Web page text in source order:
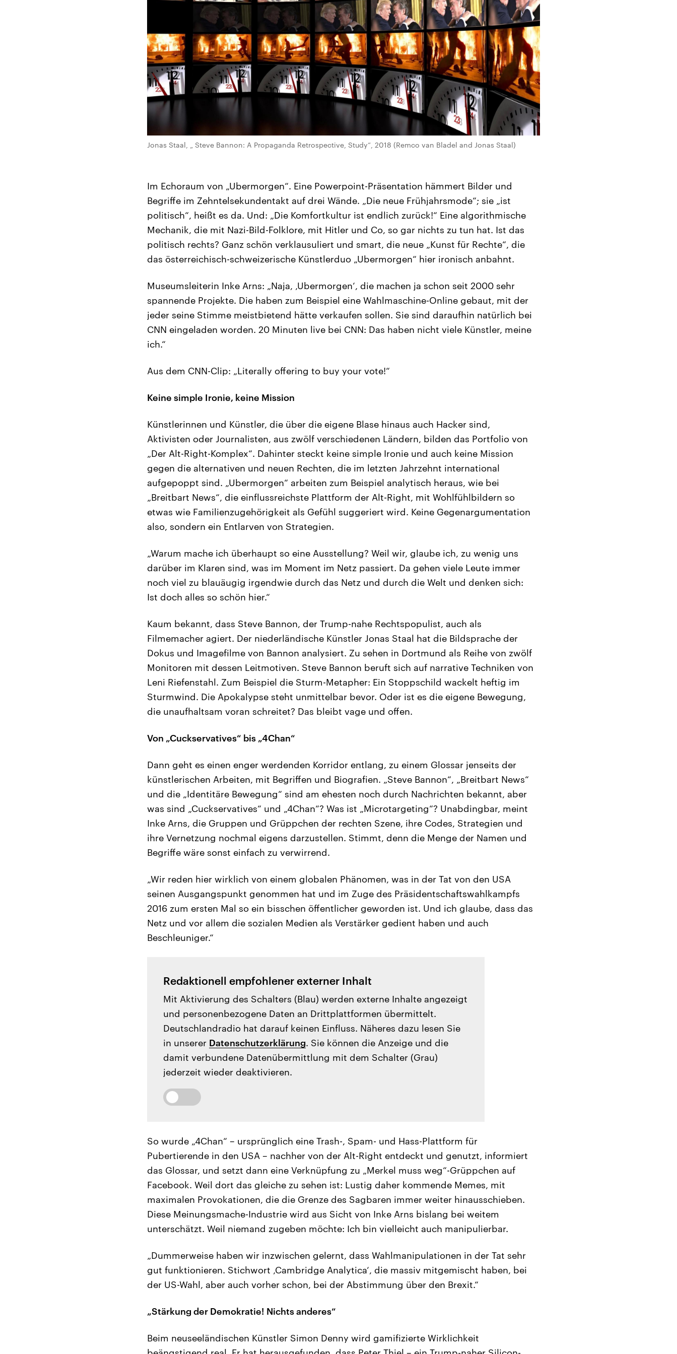
Jonas Staal, „ Steve Bannon: A Propaganda Retrospective, Study“, 2018 (Remco van Bladel and Jonas Staal)
Im Echoraum von „Ubermorgen“. Eine Powerpoint-Präsentation hämmert Bilder und
Begriffe im Zehntelsekundentakt auf drei Wände. „Die neue Frühjahrsmode“; sie „ist
politisch“, heißt es da. Und: „Die Komfortkultur ist endlich zurück!“ Eine algorithmische
Mechanik, die mit Nazi-Bild-Folklore, mit Hitler und Co, so gar nichts zu tun hat. Ist das
politisch rechts? Ganz schön verklausuliert und smart, die neue „Kunst für Rechte“, die
das österreichisch-schweizerische Künstlerduo „Ubermorgen“ hier ironisch anbahnt.
Museumsleiterin Inke Arns: „Naja, ‚Ubermorgen‘, die machen ja schon seit 2000 sehr
spannende Projekte. Die haben zum Beispiel eine Wahlmaschine-Online gebaut, mit der
jeder seine Stimme meistbietend hätte verkaufen sollen. Sie sind daraufhin natürlich bei
CNN eingeladen worden. 20 Minuten live bei CNN: Das haben nicht viele Künstler, meine
ich.“
Aus dem CNN-Clip: „Literally offering to buy your vote!“
Keine simple Ironie, keine Mission
Künstlerinnen und Künstler, die über die eigene Blase hinaus auch Hacker sind,
Aktivisten oder Journalisten, aus zwölf verschiedenen Ländern, bilden das Portfolio von
„Der Alt-Right-Komplex“. Dahinter steckt keine simple Ironie und auch keine Mission
gegen die alternativen und neuen Rechten, die im letzten Jahrzehnt international
aufgepoppt sind. „Ubermorgen“ arbeiten zum Beispiel analytisch heraus, wie bei
„Breitbart News“, die einflussreichste Plattform der Alt-Right, mit Wohlfühlbildern so
etwas wie Familienzugehörigkeit als Gefühl suggeriert wird. Keine Gegenargumentation
also, sondern ein Entlarven von Strategien.
„Warum mache ich überhaupt so eine Ausstellung? Weil wir, glaube ich, zu wenig uns
darüber im Klaren sind, was im Moment im Netz passiert. Da gehen viele Leute immer
noch viel zu blauäugig irgendwie durch das Netz und durch die Welt und denken sich:
Ist doch alles so schön hier.“
Kaum bekannt, dass Steve Bannon, der Trump-nahe Rechtspopulist, auch als
Filmemacher agiert. Der niederländische Künstler Jonas Staal hat die Bildsprache der
Dokus und Imagefilme von Bannon analysiert. Zu sehen in Dortmund als Reihe von zwölf
Monitoren mit dessen Leitmotiven. Steve Bannon beruft sich auf narrative Techniken von
Leni Riefenstahl. Zum Beispiel die Sturm-Metapher: Ein Stoppschild wackelt heftig im
Sturmwind. Die Apokalypse steht unmittelbar bevor. Oder ist es die eigene Bewegung,
die unaufhaltsam voran schreitet? Das bleibt vage und offen.
Von „Cuckservatives“ bis „4Chan“
Dann geht es einen enger werdenden Korridor entlang, zu einem Glossar jenseits der
künstlerischen Arbeiten, mit Begriffen und Biografien. „Steve Bannon“, „Breitbart News“
und die „Identitäre Bewegung“ sind am ehesten noch durch Nachrichten bekannt, aber
was sind „Cuckservatives“ und „4Chan“? Was ist „Microtargeting“? Unabdingbar, meint
Inke Arns, die Gruppen und Grüppchen der rechten Szene, ihre Codes, Strategien und
ihre Vernetzung nochmal eigens darzustellen. Stimmt, denn die Menge der Namen und
Begriffe wäre sonst einfach zu verwirrend.
„Wir reden hier wirklich von einem globalen Phänomen, was in der Tat von den USA
seinen Ausgangspunkt genommen hat und im Zuge des Präsidentschaftswahlkampfs
2016 zum ersten Mal so ein bisschen öffentlicher geworden ist. Und ich glaube, dass das
Netz und vor allem die sozialen Medien als Verstärker gedient haben und auch
Beschleuniger.“
Redaktionell empfohlener externer Inhalt
Mit Aktivierung des Schalters (Blau) werden externe Inhalte angezeigt
und personenbezogene Daten an Drittplattformen übermittelt.
Deutschlandradio hat darauf keinen Einfluss. Näheres dazu lesen Sie
in unserer Datenschutzerklärung. Sie können die Anzeige und die
damit verbundene Datenübermittlung mit dem Schalter (Grau)
jederzeit wieder deaktivieren.
So wurde „4Chan“ – ursprünglich eine Trash-, Spam- und Hass-Plattform für
Pubertierende in den USA – nachher von der Alt-Right entdeckt und genutzt, informiert
das Glossar, und setzt dann eine Verknüpfung zu „Merkel muss weg“-Grüppchen auf
Facebook. Weil dort das gleiche zu sehen ist: Lustig daher kommende Memes, mit
maximalen Provokationen, die die Grenze des Sagbaren immer weiter hinausschieben.
Diese Meinungsmache-Industrie wird aus Sicht von Inke Arns bislang bei weitem
unterschätzt. Weil niemand zugeben möchte: Ich bin vielleicht auch manipulierbar.
„Dummerweise haben wir inzwischen gelernt, dass Wahlmanipulationen in der Tat sehr
gut funktionieren. Stichwort ‚Cambridge Analytica‘, die massiv mitgemischt haben, bei
der US-Wahl, aber auch vorher schon, bei der Abstimmung über den Brexit.“
„Stärkung der Demokratie! Nichts anderes“
Beim neuseeländischen Künstler Simon Denny wird gamifizierte Wirklichkeit